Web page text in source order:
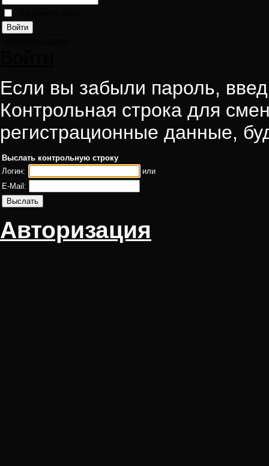
Если вы забыли пароль,
Контрольная строка для
регистрационные данные,
Выслать контрольную строку
Логин:
или
E-Mail:
Авторизация